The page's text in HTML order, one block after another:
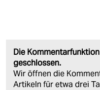
Die
geschlossen.
Wir öffnen die
Artikeln für etwa drei